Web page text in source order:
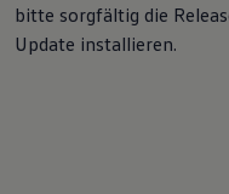
bitte sorgfältig die
Update installieren.